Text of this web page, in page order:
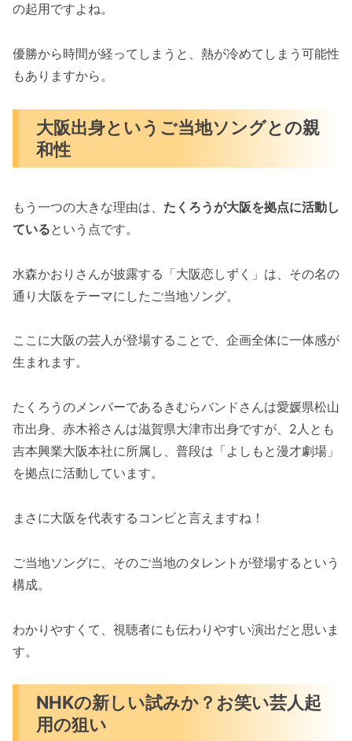
の起用ですよね。
優勝から時間が経ってしまうと、熱が冷めてしまう可能性
もありますから。
大阪出身というご当地ソングとの親
和性
もう一つの大きな理由は、 たくろうが大阪を拠点に活動し
ているという点です。
水森かおりさんが披露する「大阪恋しずく」は、その名の
通り大阪をテーマにしたご当地ソング。
ここに大阪の芸人が登場することで、企画全体に一体感が
生まれます。
たくろうのメンバーであるきむらバンドさんは愛媛県松山
市出身、赤木裕さんは滋賀県大津市出身ですが、2人とも
吉本興業大阪本社に所属し、普段は「よしもと漫才劇場」
を拠点に活動しています。
まさに大阪を代表するコンビと言えますね！
ご当地ソングに、そのご当地のタレントが登場するという
構成。
わかりやすくて、視聴者にも伝わりやすい演出だと思いま
す。
NHKの新しい試みか？お笑い芸人起
用の狙い